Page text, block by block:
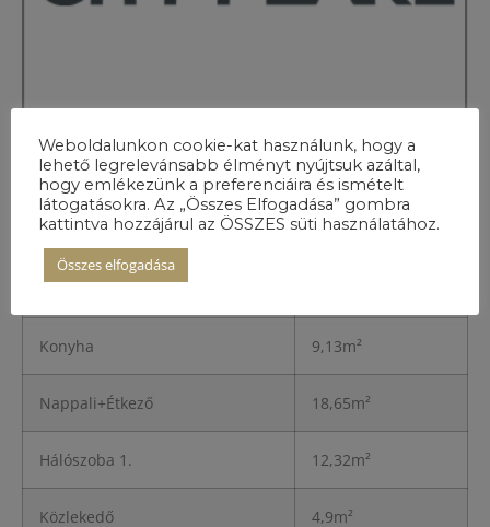
A lakás
részletei
Előszoba
Konyha 9,13m²
Nappali+Étkező 18,65m²
Hálószoba 1. 12,32m²
Közlekedő 4,9m²
Weboldalunkon cookie-kat használunk, hogy a
lehető legrelevánsabb élményt nyújtsuk azáltal,
hogy emlékezünk a preferenciáira és ismételt
látogatásokra. Az „Összes Elfogadása” gombra
kattintva hozzájárul az ÖSSZES süti használatához.
Összes elfogadása